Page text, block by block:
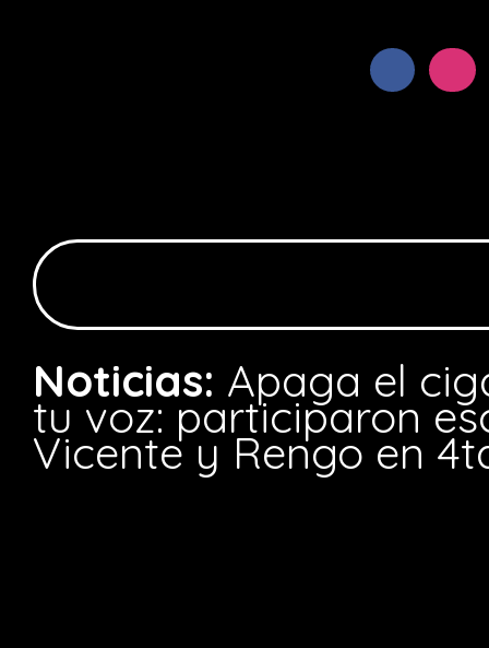
Noticias: Apaga el
tu voz: participaron
Vicente y Rengo en